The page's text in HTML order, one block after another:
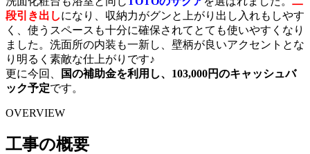
段引き出しになり、収納力がグンと上がり出し入れもしやす
く、使うスペースも十分に確保されてとても使いやすくなり
ました。洗面所の内装も一新し、壁柄が良いアクセントとな
り明るく素敵な仕上がりです♪
更に今回、
国の補助金を利用し、103,000円のキャッシュバ
ック予定です。
OVERVIEW
工事の概要